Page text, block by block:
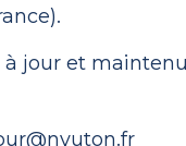
à jour et